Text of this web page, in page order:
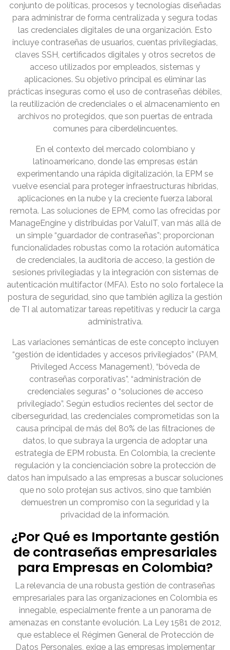
conjunto de políticas, procesos y tecnologías diseñadas
para administrar de forma centralizada y segura todas
las credenciales digitales de una organización. Esto
incluye contraseñas de usuarios, cuentas privilegiadas,
claves SSH, certificados digitales y otros secretos de
acceso utilizados por empleados, sistemas y
aplicaciones. Su objetivo principal es eliminar las
prácticas inseguras como el uso de contraseñas débiles,
la reutilización de credenciales o el almacenamiento en
archivos no protegidos, que son puertas de entrada
comunes para ciberdelincuentes.
En el contexto del mercado colombiano y
latinoamericano, donde las empresas están
experimentando una rápida digitalización, la EPM se
vuelve esencial para proteger infraestructuras híbridas,
aplicaciones en la nube y la creciente fuerza laboral
remota. Las soluciones de EPM, como las ofrecidas por
ManageEngine y distribuidas por ValuIT, van más allá de
un simple “guardador de contraseñas”; proporcionan
funcionalidades robustas como la rotación automática
de credenciales, la auditoría de acceso, la gestión de
sesiones privilegiadas y la integración con sistemas de
autenticación multifactor (MFA). Esto no solo fortalece la
postura de seguridad, sino que también agiliza la gestión
de TI al automatizar tareas repetitivas y reducir la carga
administrativa.
Las variaciones semánticas de este concepto incluyen
“gestión de identidades y accesos privilegiados” (PAM,
Privileged Access Management), “bóveda de
contraseñas corporativas”, “administración de
credenciales seguras” o “soluciones de acceso
privilegiado”. Según estudios recientes del sector de
ciberseguridad, las credenciales comprometidas son la
causa principal de más del 80% de las filtraciones de
datos, lo que subraya la urgencia de adoptar una
estrategia de EPM robusta. En Colombia, la creciente
regulación y la concienciación sobre la protección de
datos han impulsado a las empresas a buscar soluciones
que no solo protejan sus activos, sino que también
demuestren un compromiso con la seguridad y la
privacidad de la información.
¿Por Qué es Importante gestión
de contraseñas empresariales
para Empresas en Colombia?
La relevancia de una robusta gestión de contraseñas
empresariales para las organizaciones en Colombia es
innegable, especialmente frente a un panorama de
amenazas en constante evolución. La Ley 1581 de 2012,
que establece el Régimen General de Protección de
Datos Personales, exige a las empresas implementar